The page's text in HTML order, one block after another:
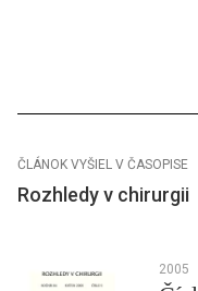
ČLÁNOK VYŠIEL V ČASOPISE
Rozhledy v chirurgii
2005